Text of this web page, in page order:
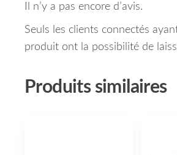
Il n’y a pas encore d’avis.
Seuls les clients connectés
produit ont la possibilité de
Produits similaires